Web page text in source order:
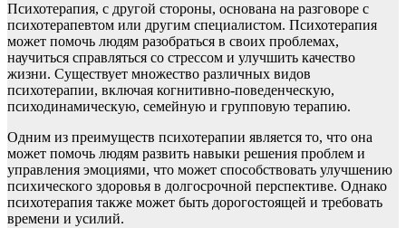
Психотерапия, с другой стороны, основана на разговоре с
психотерапевтом или другим специалистом. Психотерапия
может помочь людям разобраться в своих проблемах,
научиться справляться со стрессом и улучшить качество
жизни. Существует множество различных видов
психотерапии, включая когнитивно-поведенческую,
психодинамическую, семейную и групповую терапию.
Одним из преимуществ психотерапии является то, что она
может помочь людям развить навыки решения проблем и
управления эмоциями, что может способствовать улучшению
психического здоровья в долгосрочной перспективе. Однако
психотерапия также может быть дорогостоящей и требовать
времени и усилий.